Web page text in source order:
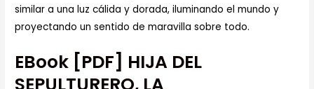
similar a una luz cálida y dorada, iluminando el mundo y
proyectando un sentido de maravilla sobre todo.
EBook [PDF] HIJA DEL